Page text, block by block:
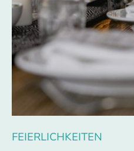
FEIERLICHKEITEN